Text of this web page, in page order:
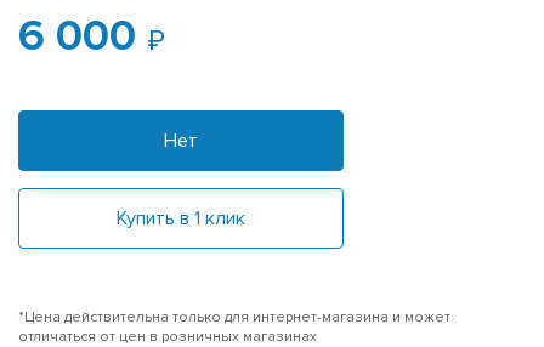
6 000
Нет
Купить в 1 клик
*Цена действительна только для интернет-магазина и может
отличаться от цен в розничных магазинах